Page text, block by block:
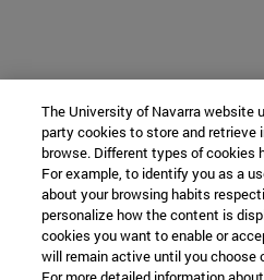
The University of Navarra website
party cookies to store and retrieve
browse. Different types of cookies
For example, to identify you as a
about your browsing habits
personalize how the content is
cookies you want to enable or
will remain active until you choose